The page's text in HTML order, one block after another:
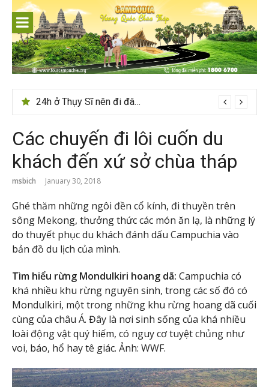
content
24h ở Thụy Sĩ nên đi đâu, chơi gì?
Các chuyến đi lôi cuốn du
khách đến xứ sở chùa tháp
msbich January 30, 2018
Ghé thăm những ngôi đền cổ kính, đi thuyền trên
sông Mekong, thưởng thức các món ăn lạ, là những lý
do thuyết phục du khách đánh dấu Campuchia vào
bản đồ du lịch của mình.
Tìm hiểu rừng Mondulkiri hoang dã: Campuchia có
khá nhiều khu rừng nguyên sinh, trong các số đó có
Mondulkiri, một trong những khu rừng hoang dã cuối
cùng của châu Á. Đây là nơi sinh sống của khá nhiều
loài động vật quý hiếm, có nguy cơ tuyệt chủng như
voi, báo, hổ hay tê giác. Ảnh: WWF.